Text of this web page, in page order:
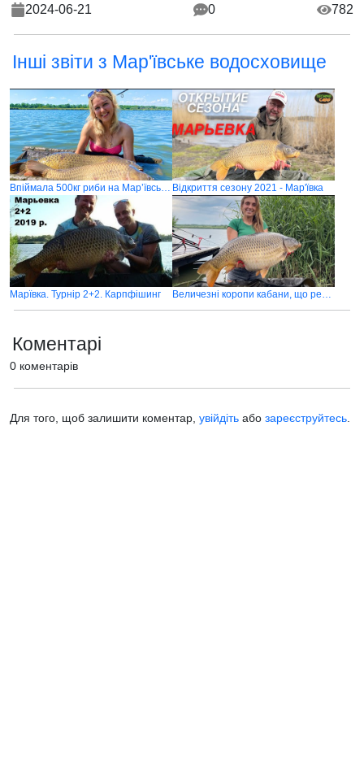
2024-06-21 0 782
Інші звіти з Мар'ївське водосховище
Впіймала 500кг риби на Марʼївському водосховищу Відкриття сезону 2021 - Мар'ївка
Марївка. Турнір 2+2. Карпфішинг Величезні коропи кабани, що реально можуть потягти в воду
Коментарі
0 коментарів
Для того, щоб залишити коментар, увійдіть або зареєструйтесь